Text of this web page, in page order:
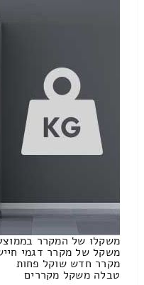
משקלו של המקרר
משקל של מקרר דגמי
מקרר חדש שוקל פחות
טבלה משקל מקררים